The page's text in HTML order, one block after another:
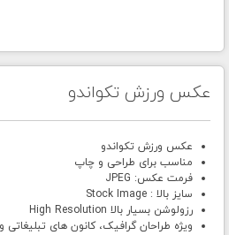
عکس ورزش تکواندو
عکس ورزش تکواندو
مناسب برای طراحی و چاپ
فرمت عکس: JPEG
سایز بالا : Stock Image
رزولوشن بسیار بالا High Resolution
ویژه طراحان گرافیک، کانون های تبلیغاتی